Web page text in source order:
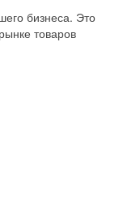
бизнеса. Это
товаров